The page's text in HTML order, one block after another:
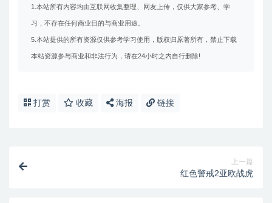
1.本站所有内容均由互联网收集整理、网友上传，仅供大家参考、学
习，不存在任何商业目的与商业用途。
5.本站提供的所有资源仅供参考学习使用，版权归原著所有，禁止下载
本站资源参与商业和非法行为，请在24小时之内自行删除!
打赏 收藏 海报 链接
上一篇
红色警戒2亚欧战虎